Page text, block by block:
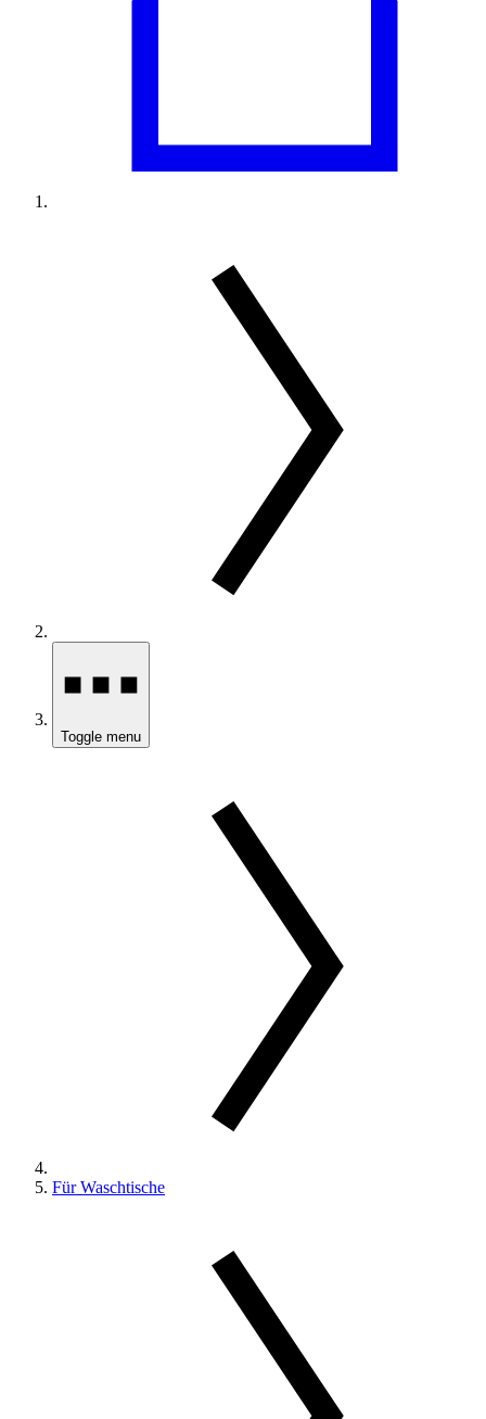
Toggle menu
Für Waschtische